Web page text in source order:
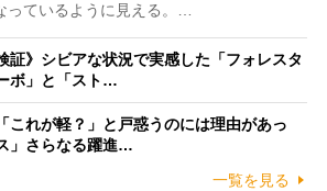
っているように見える。…
証》シビアな状況で実感した「フォレスタ
ボ」と「スト…
これが軽？」と戸惑うのには理由があっ
」さらなる躍進…
一覧を見る